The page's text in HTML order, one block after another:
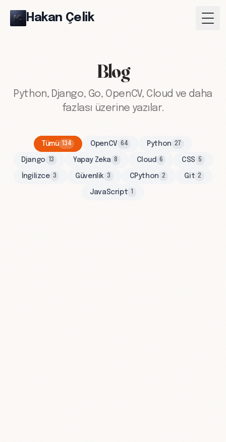
Hakan Çelik
Blog
Python, Django, Go, OpenCV, Cloud ve daha
fazlası üzerine yazılar.
Tümü 134 OpenCV 64 Python 27
Django 13 Yapay Zeka 8 Cloud 6 CSS 5
İngilizce 3 Güvenlik 3 CPython 2 Git 2
JavaScript